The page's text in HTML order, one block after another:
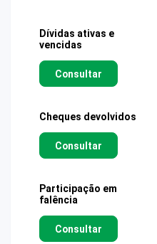
Dívidas ativas e
vencidas
Consultar
Cheques devolvidos
Consultar
Participação em
falência
Consultar